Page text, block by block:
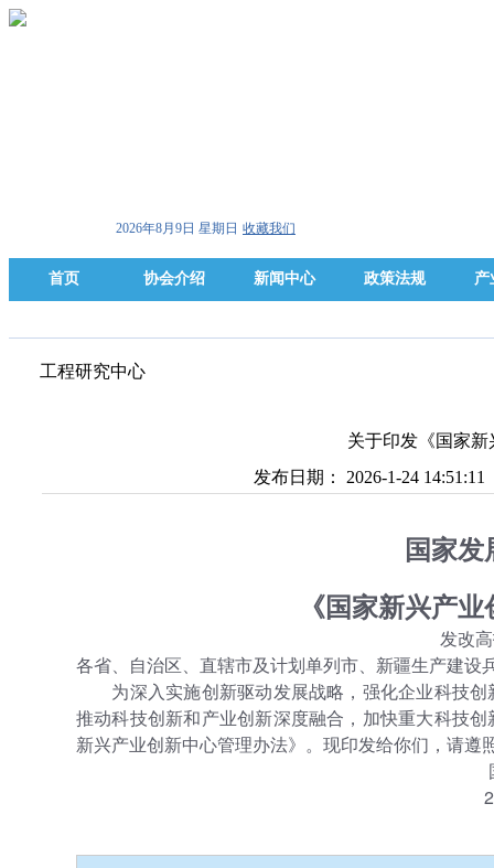
2026年8月9日 星期日 收藏我们
首页 协会介绍 新闻中心 政策法规 产
工程研究中心
关于印发《国家
发布日期： 2026-1-24
国家
《国家新兴产
发改
各省、自治区、直辖市及计划单列市、新疆生产建设
为深入实施创新驱动发展战略，强化企业科技创
推动科技创新和产业创新深度融合，加快重大科技
新兴产业创新中心管理办法》。现印发给你们，请遵